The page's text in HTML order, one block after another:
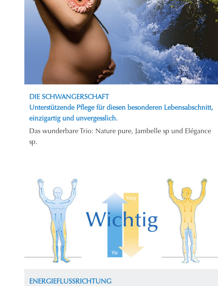
DIE SCHWANGERSCHAFT
Unterstützende Pflege für diesen besonderen Lebensabschnitt,
einzigartig und unvergesslich.
Das wunderbare Trio: Nature pure, Jambelle sp und Elégance
sp.
ENERGIEFLUSSRICHTUNG